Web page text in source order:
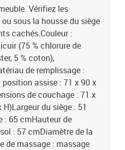
Vérifiez les
sous la housse du siège
cachés.Couleur :
(75 % chlorure de
5 % coton),
de remplissage :
assise : 71 x 90 x
de couchage : 71 x
du siège : 51
: 65 cmHauteur de
: 57 cmDiamètre de la
de massage : massage